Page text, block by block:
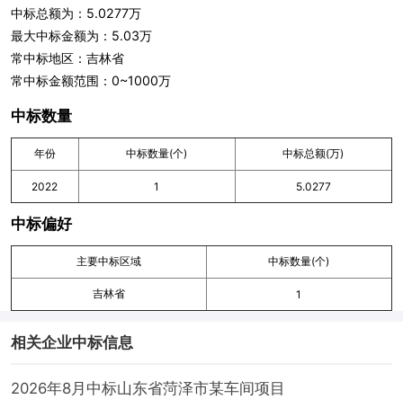
中标总额为：5.0277万
最大中标金额为：5.03万
常中标地区：吉林省
常中标金额范围：0~1000万
中标数量
年份 中标数量(个) 中标总额(万)
2022 1 5.0277
中标偏好
主要中标区域 中标数量(个)
吉林省 1
相关企业中标信息
2026年8月中标山东省菏泽市某车间项目